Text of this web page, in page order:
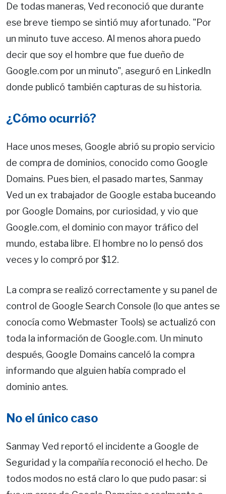
De todas maneras, Ved reconoció que durante
ese breve tiempo se sintió muy afortunado. "Por
un minuto tuve acceso. Al menos ahora puedo
decir que soy el hombre que fue dueño de
Google.com por un minuto", aseguró en LinkedIn
donde publicó también capturas de su historia.
¿Cómo ocurrió?
Hace unos meses, Google abrió su propio servicio
de compra de dominios, conocido como Google
Domains. Pues bien, el pasado martes, Sanmay
Ved un ex trabajador de Google estaba buceando
por Google Domains, por curiosidad, y vio que
Google.com, el dominio con mayor tráfico del
mundo, estaba libre. El hombre no lo pensó dos
veces y lo compró por $12.
La compra se realizó correctamente y su panel de
control de Google Search Console (lo que antes se
conocía como Webmaster Tools) se actualizó con
toda la información de Google.com. Un minuto
después, Google Domains canceló la compra
informando que alguien había comprado el
dominio antes.
No el único caso
Sanmay Ved reportó el incidente a Google de
Seguridad y la compañía reconoció el hecho. De
todos modos no está claro lo que pudo pasar: si